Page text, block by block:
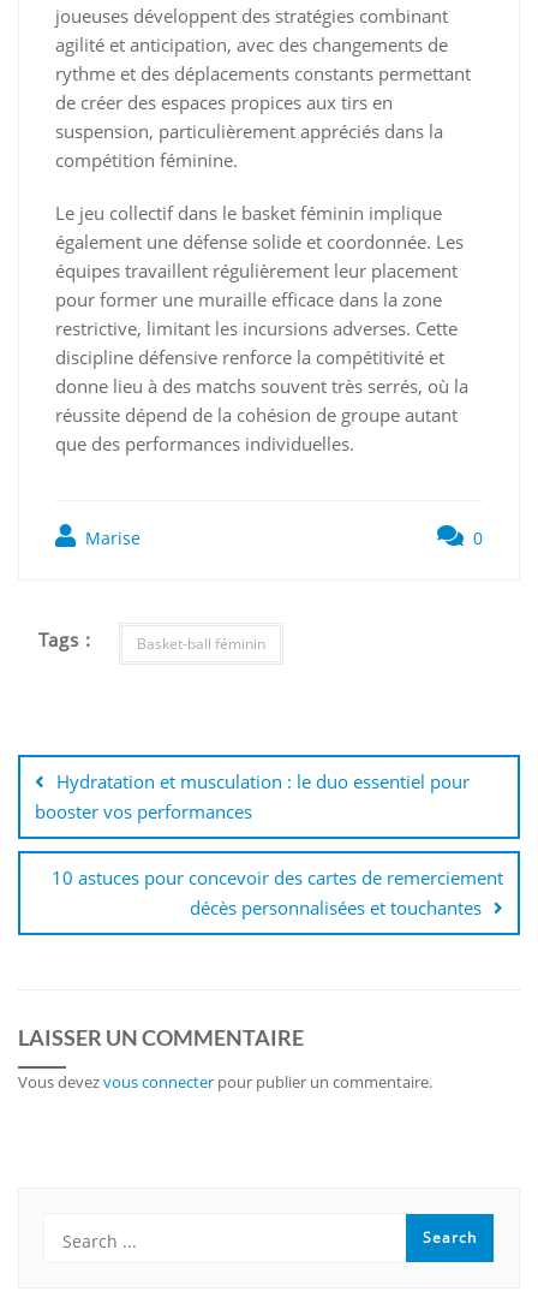
joueuses développent des stratégies combinant
agilité et anticipation, avec des changements de
rythme et des déplacements constants permettant
de créer des espaces propices aux tirs en
suspension, particulièrement appréciés dans la
compétition féminine.
Le jeu collectif dans le basket féminin implique
également une défense solide et coordonnée. Les
équipes travaillent régulièrement leur placement
pour former une muraille efficace dans la zone
restrictive, limitant les incursions adverses. Cette
discipline défensive renforce la compétitivité et
donne lieu à des matchs souvent très serrés, où la
réussite dépend de la cohésion de groupe autant
que des performances individuelles.
Marise 0
Tags : Basket-ball féminin
de
l’article
Hydratation et musculation : le duo essentiel pour
booster vos performances
10 astuces pour concevoir des cartes de remerciement
décès personnalisées et touchantes
LAISSER UN COMMENTAIRE
Vous devezvous connecter pour publier un commentaire.